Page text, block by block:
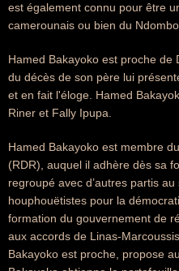
est également connu pour être
camerounais ou bien du
Hamed Bakayoko est proche
du décès de son père lui
et en fait l'éloge. Hamed
Riner et Fally Ipupa.
Hamed Bakayoko est membre
(RDR), auquel il adhère dès sa
regroupé avec d’autres partis
houphouëtistes pour la
formation du gouvernement de
aux accords de Linas-
Bakayoko est proche, propose